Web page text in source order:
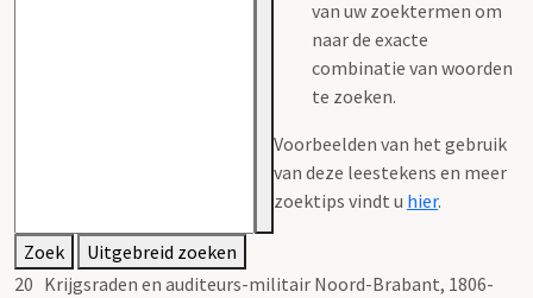
van uw zoektermen om
naar de exacte
combinatie van woorden
te zoeken.
Voorbeelden van het gebruik
van deze leestekens en meer
zoektips vindt u hier.
Zoek
Uitgebreid zoeken
20 Krijgsraden en auditeurs-militair Noord-Brabant, 1806-